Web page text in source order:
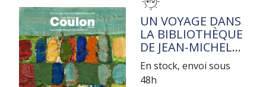
TITRE
UN VOYAGE DANS
LA BIBLIOTHÈQUE
DE JEAN-MICHEL
COULON
En stock, envoi sous
48h